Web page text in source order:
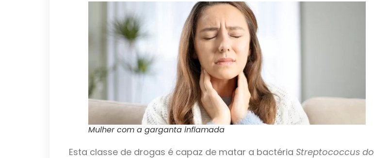
Mulher com a garganta inflamada
Esta classe de drogas é capaz de matar a bactéria Streptococcus do